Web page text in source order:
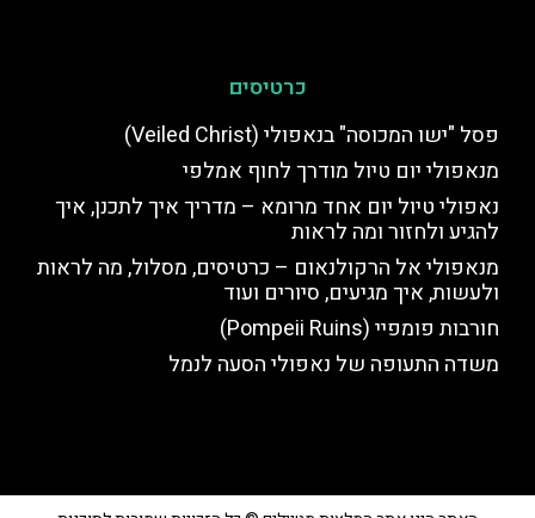
כרטיסים
פסל "ישו המכוסה" בנאפולי (Veiled Christ)
מנאפולי יום טיול מודרך לחוף אמלפי
נאפולי טיול יום אחד מרומא – מדריך איך לתכנן, איך
להגיע ולחזור ומה לראות
מנאפולי אל הרקולנאום – כרטיסים, מסלול, מה לראות
ולעשות, איך מגיעים, סיורים ועוד
חורבות פומפיי (Pompeii Ruins)
משדה התעופה של נאפולי הסעה לנמל